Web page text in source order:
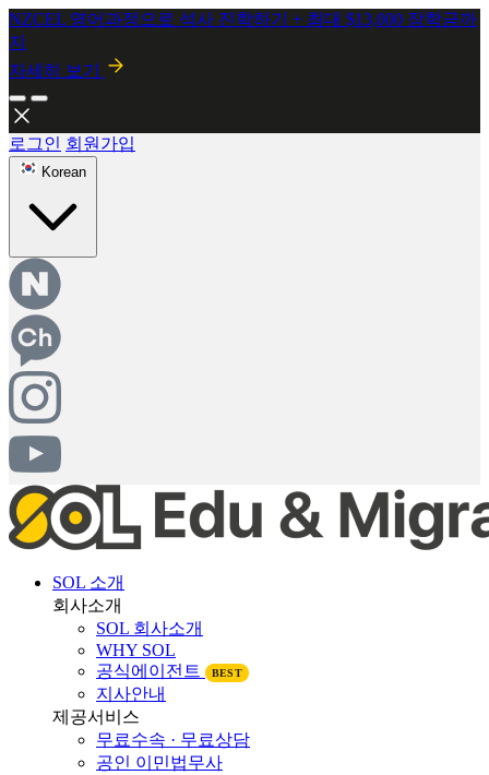
2026년 8월 시행! 뉴질랜드 SMC 개정안 안내
자세히보기
로그인
Korean
회사소개
SOL 회사소개
WHY SOL
공식에이전트
지사안내
제공서비스
무료수속 · 무료상담
공인 이민법무사
SOL 온라인 수속시스템